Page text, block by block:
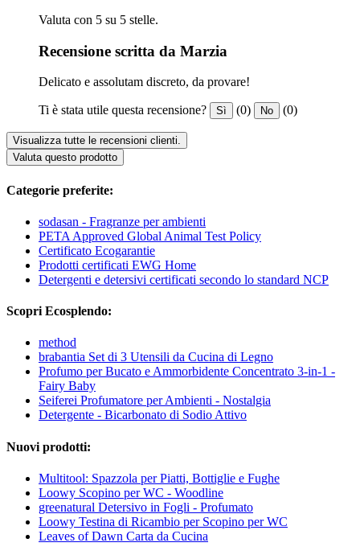
Valuta con 5 su 5 stelle.
Recensione scritta da Marzia
Delicato e assolutam discreto, da provare!
Ti è stata utile questa recensione? Sì (0) No (0)
Visualizza tutte le recensioni clienti.
Valuta questo prodotto
Categorie preferite:
sodasan - Fragranze per ambienti
PETA Approved Global Animal Test Policy
Certificato Ecogarantie
Prodotti certificati EWG Home
Detergenti e detersivi certificati secondo lo standard NCP
Scopri Ecosplendo:
method
brabantia Set di 3 Utensili da Cucina di Legno
Profumo per Bucato e Ammorbidente Concentrato 3-in-1 -
Fairy Baby
Seiferei Profumatore per Ambienti - Nostalgia
Detergente - Bicarbonato di Sodio Attivo
Nuovi prodotti:
Multitool: Spazzola per Piatti, Bottiglie e Fughe
Loowy Scopino per WC - Woodline
greenatural Detersivo in Fogli - Profumato
Loowy Testina di Ricambio per Scopino per WC
Leaves of Dawn Carta da Cucina